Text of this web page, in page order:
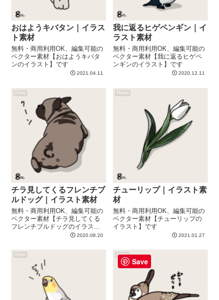
おはようキバタン｜イラス
ト素材
無料・商用利用OK、編集可能の
ベクター素材【おはようキバタ
ンのイラスト】です
2021.04.11
我に返るヒゲペンギン｜イ
ラスト素材
無料・商用利用OK、編集可能の
ベクター素材【我に返るヒゲペ
ンギンのイラスト】です
2020.12.11
Other
チラ見してくるフレンチブ
ルドッグ｜イラスト素材
無料・商用利用OK、編集可能の
ベクター素材【チラ見してくる
フレンチブルドッグのイラス
2020.08.20
Plants
チューリップ｜イラスト素
材
無料・商用利用OK、編集可能の
ベクター素材【チューリップの
イラスト】です
2021.01.27
Other Other
Save